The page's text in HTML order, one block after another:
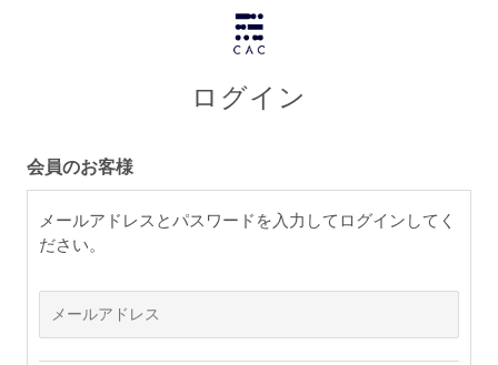
ログイン
会員のお客様
メールアドレスとパスワードを入力してログインしてく
ださい。